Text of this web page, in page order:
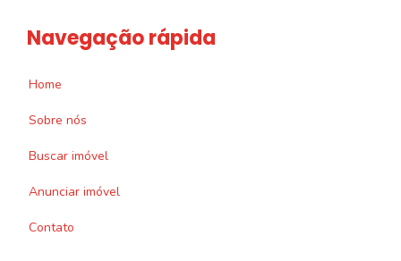
Navegação rápida
Home
Sobre nós
Buscar imóvel
Anunciar imóvel
Contato